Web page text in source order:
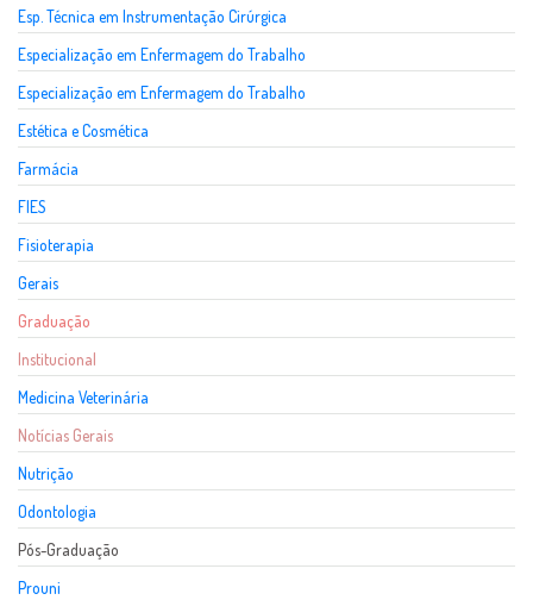
Esp. Técnica em Instrumentação Cirúrgica
Especialização em Enfermagem do Trabalho
Especialização em Enfermagem do Trabalho
Estética e Cosmética
Farmácia
FIES
Fisioterapia
Gerais
Graduação
Institucional
Medicina Veterinária
Notícias Gerais
Nutrição
Odontologia
Pós-Graduação
Prouni